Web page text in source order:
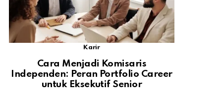
Karir
Cara Menjadi Komisaris
Independen: Peran Portfolio Career
untuk Eksekutif Senior